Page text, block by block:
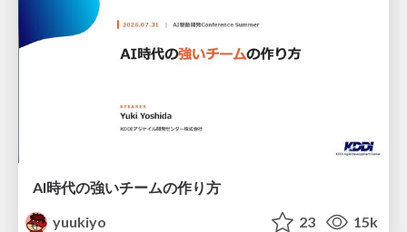
AI時代の強いチームの作り方
yuukiyo
23 15k